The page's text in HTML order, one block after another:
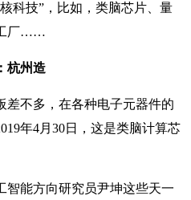
科技”，比如，类脑芯片、量
厂……
杭州造
差不多，在各种电子元器件的
年4月30日，这是类脑计算芯
智能方向研究员尹坤这些天一